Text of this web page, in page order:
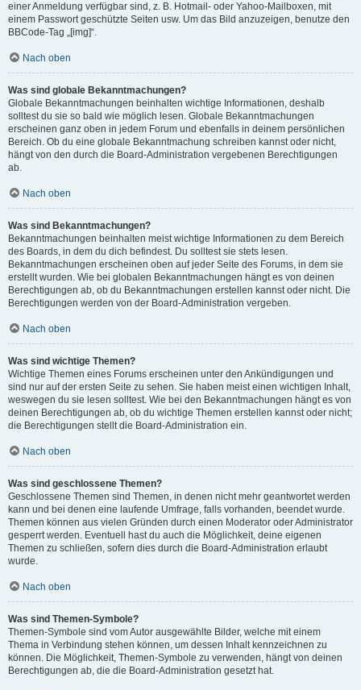
einer Anmeldung verfügbar sind, z. B. Hotmail- oder Yahoo-Mailboxen, mit
einem Passwort geschützte Seiten usw. Um das Bild anzuzeigen, benutze den
BBCode-Tag „[img]“.
Nach oben
Was sind globale Bekanntmachungen?
Globale Bekanntmachungen beinhalten wichtige Informationen, deshalb
solltest du sie so bald wie möglich lesen. Globale Bekanntmachungen
erscheinen ganz oben in jedem Forum und ebenfalls in deinem persönlichen
Bereich. Ob du eine globale Bekanntmachung schreiben kannst oder nicht,
hängt von den durch die Board-Administration vergebenen Berechtigungen
ab.
Nach oben
Was sind Bekanntmachungen?
Bekanntmachungen beinhalten meist wichtige Informationen zu dem Bereich
des Boards, in dem du dich befindest. Du solltest sie stets lesen.
Bekanntmachungen erscheinen oben auf jeder Seite des Forums, in dem sie
erstellt wurden. Wie bei globalen Bekanntmachungen hängt es von deinen
Berechtigungen ab, ob du Bekanntmachungen erstellen kannst oder nicht. Die
Berechtigungen werden von der Board-Administration vergeben.
Nach oben
Was sind wichtige Themen?
Wichtige Themen eines Forums erscheinen unter den Ankündigungen und
sind nur auf der ersten Seite zu sehen. Sie haben meist einen wichtigen Inhalt,
weswegen du sie lesen solltest. Wie bei den Bekanntmachungen hängt es von
deinen Berechtigungen ab, ob du wichtige Themen erstellen kannst oder nicht;
die Berechtigungen stellt die Board-Administration ein.
Nach oben
Was sind geschlossene Themen?
Geschlossene Themen sind Themen, in denen nicht mehr geantwortet werden
kann und bei denen eine laufende Umfrage, falls vorhanden, beendet wurde.
Themen können aus vielen Gründen durch einen Moderator oder Administrator
gesperrt werden. Eventuell hast du auch die Möglichkeit, deine eigenen
Themen zu schließen, sofern dies durch die Board-Administration erlaubt
wurde.
Nach oben
Was sind Themen-Symbole?
Themen-Symbole sind vom Autor ausgewählte Bilder, welche mit einem
Thema in Verbindung stehen können, um dessen Inhalt kennzeichnen zu
können. Die Möglichkeit, Themen-Symbole zu verwenden, hängt von deinen
Berechtigungen ab, die die Board-Administration gesetzt hat.